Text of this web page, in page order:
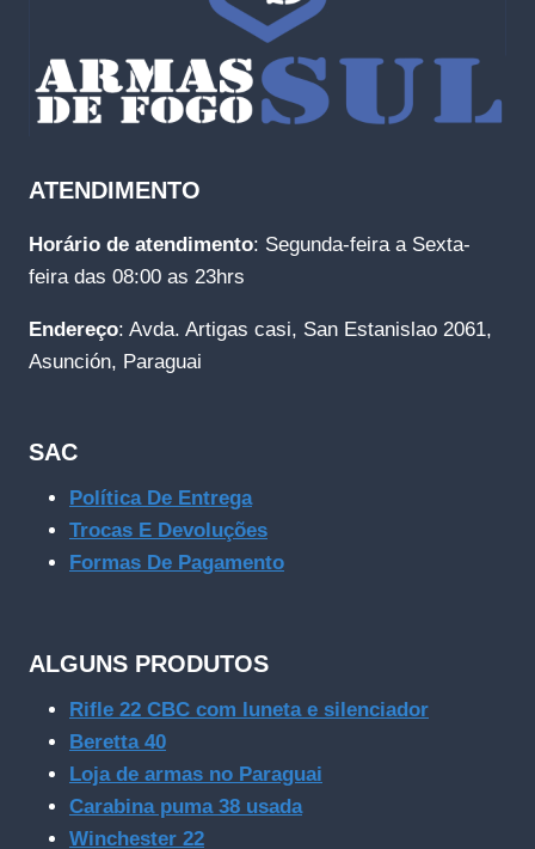
ATENDIMENTO
Horário de atendimento: Segunda-feira a Sexta-
feira das 08:00 as 23hrs
Endereço: Avda. Artigas casi, San Estanislao 2061,
Asunción, Paraguai
SAC
Política De Entrega
Trocas E Devoluções
Formas De Pagamento
ALGUNS PRODUTOS
Rifle 22 CBC com luneta e silenciador
Beretta 40
Loja de armas no Paraguai
Carabina puma 38 usada
Winchester 22